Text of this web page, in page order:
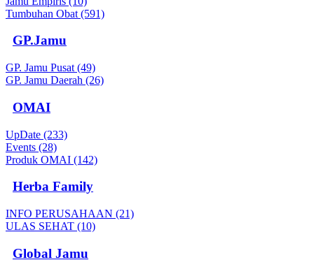
Tumbuhan Obat (591)
GP.Jamu
GP. Jamu Pusat (49)
GP. Jamu Daerah (26)
OMAI
UpDate (233)
Events (28)
Produk OMAI (142)
Herba Family
INFO PERUSAHAAN (21)
ULAS SEHAT (10)
Global Jamu